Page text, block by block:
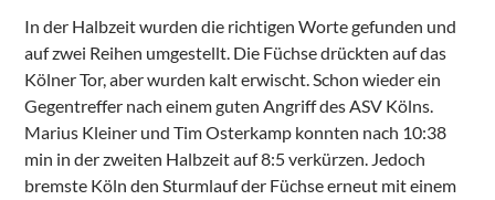
In der Halbzeit wurden die richtigen Worte gefunden und
auf zwei Reihen umgestellt. Die Füchse drückten auf das
Kölner Tor, aber wurden kalt erwischt. Schon wieder ein
Gegentreffer nach einem guten Angriff des ASV Kölns.
Marius Kleiner und Tim Osterkamp konnten nach 10:38
min in der zweiten Halbzeit auf 8:5 verkürzen. Jedoch
bremste Köln den Sturmlauf der Füchse erneut mit einem